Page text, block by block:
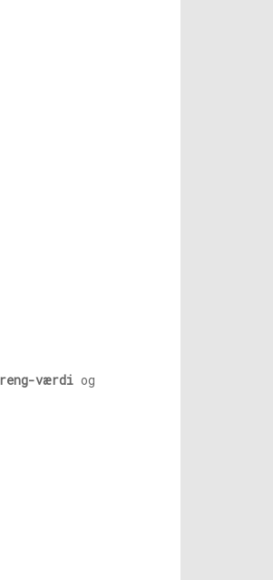
værdi og